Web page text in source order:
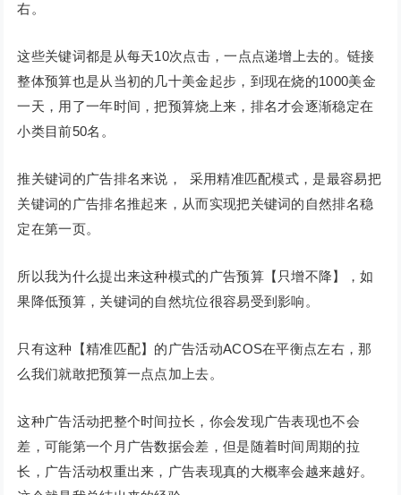
右。
这些关键词都是从每天10次点击，一点点递增上去的。链接
整体预算也是从当初的几十美金起步，到现在烧的1000美金
一天，用了一年时间，把预算烧上来，排名才会逐渐稳定在
小类目前50名。
推关键词的广告排名来说， 采用精准匹配模式，是最容易把
关键词的广告排名推起来，从而实现把关键词的自然排名稳
定在第一页。
所以我为什么提出来这种模式的广告预算【只增不降】，如
果降低预算，关键词的自然坑位很容易受到影响。
只有这种【精准匹配】的广告活动ACOS在平衡点左右，那
么我们就敢把预算一点点加上去。
这种广告活动把整个时间拉长，你会发现广告表现也不会
差，可能第一个月广告数据会差，但是随着时间周期的拉
长，广告活动权重出来，广告表现真的大概率会越来越好。